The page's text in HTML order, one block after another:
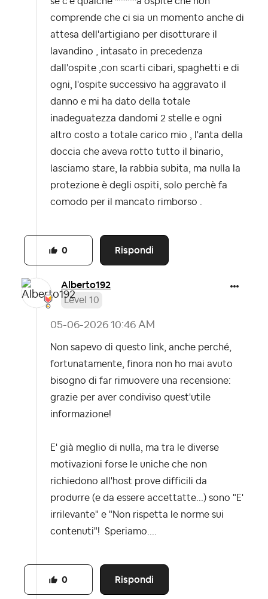
comprende che ci sia un momento anche di
attesa dell'artigiano per disotturare il
lavandino , intasato in precedenza
dall'ospite ,con scarti cibari, spaghetti e di
ogni, l'ospite successivo ha aggravato il
danno e mi ha dato della totale
inadeguatezza dandomi 2 stelle e ogni
altro costo a totale carico mio , l'anta della
doccia che aveva rotto tutto il binario,
lasciamo stare, la rabbia subita, ma nulla la
protezione è degli ospiti, solo perchè fa
comodo per il mancato rimborso .
Rispondi
0
Alberto192
Level 10
‎05-06-2026 10:46 AM
Non sapevo di questo link, anche perché,
fortunatamente, finora non ho mai avuto
bisogno di far rimuovere una recensione:
grazie per aver condiviso quest'utile
informazione!
E' già meglio di nulla, ma tra le diverse
motivazioni forse le uniche che non
richiedono all'host prove difficili da
produrre (e da essere accettatte...) sono "E'
irrilevante" e "Non rispetta le norme sui
contenuti"! Speriamo....
Rispondi
0